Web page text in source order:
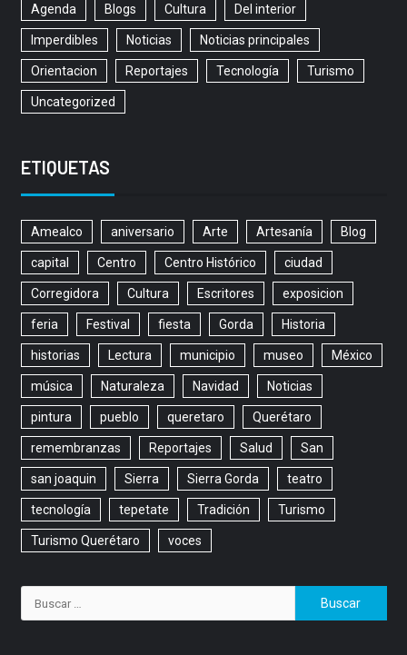
Agenda Blogs Cultura Del interior
Imperdibles Noticias Noticias principales
Orientacion Reportajes Tecnología Turismo
Uncategorized
ETIQUETAS
Amealco aniversario Arte Artesanía Blog
capital Centro Centro Histórico ciudad
Corregidora Cultura Escritores exposicion
feria Festival fiesta Gorda Historia
historias Lectura municipio museo México
música Naturaleza Navidad Noticias
pintura pueblo queretaro Querétaro
remembranzas Reportajes Salud San
san joaquin Sierra Sierra Gorda teatro
tecnología tepetate Tradición Turismo
Turismo Querétaro voces